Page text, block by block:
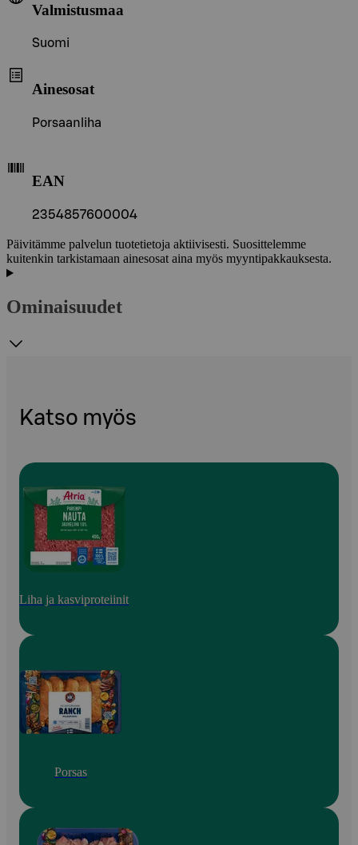
Valmistusmaa
Suomi
Ainesosat
Porsaanliha
EAN
2354857600004
Päivitämme palvelun tuotetietoja aktiivisesti. Suosittelemme
kuitenkin tarkistamaan ainesosat aina myös myyntipakkauksesta.
Ominaisuudet
Katso myös
Liha ja kasviproteiinit
Porsas